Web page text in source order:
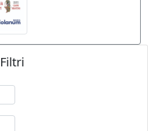
Filtri